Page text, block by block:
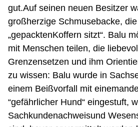
gut.Auf seinen neuen Besitzer
großherzige Schmusebacke,
„gepacktenKoffern sitzt“. Balu
mit Menschen teilen, die
Grenzensetzen und ihm
zu wissen: Balu wurde in
einem Beißvorfall mit
“gefährlicher Hund“ eingestuft,
Sachkundenachweisund